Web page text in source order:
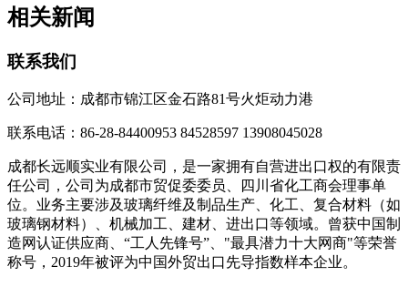
相关新闻
联系我们
公司地址：成都市锦江区金石路81号火炬动力港
联系电话：86-28-84400953 84528597 13908045028
成都长远顺实业有限公司，是一家拥有自营进出口权的有限责
任公司，公司为成都市贸促委委员、四川省化工商会理事单
位。业务主要涉及玻璃纤维及制品生产、化工、复合材料（如
玻璃钢材料）、机械加工、建材、进出口等领域。曾获中国制
造网认证供应商、“工人先锋号”、"最具潜力十大网商"等荣誉
称号，2019年被评为中国外贸出口先导指数样本企业。